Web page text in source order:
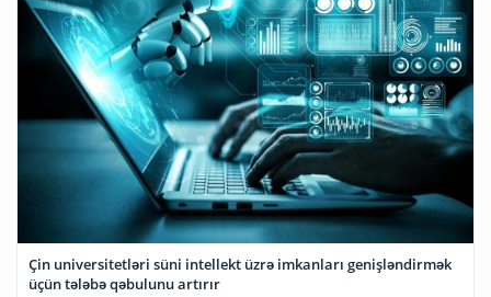
Çin universitetləri süni intellekt üzrə imkanları genişləndirmək
üçün tələbə qəbulunu artırır